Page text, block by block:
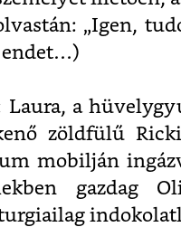
„Igen,
endet…)
Laura, a
zöldfülű
mobilján
gazdag